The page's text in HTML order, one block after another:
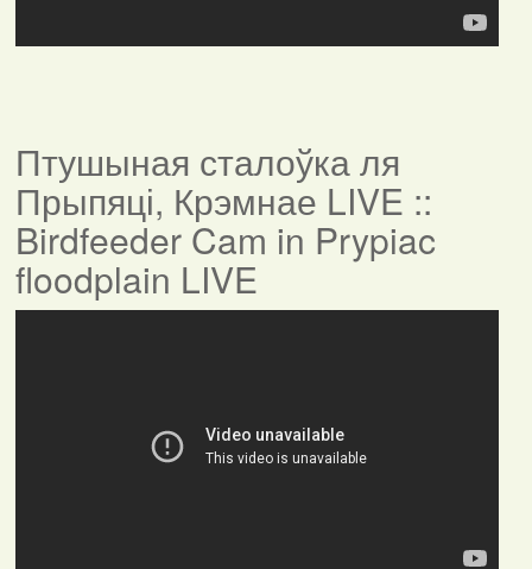
Птушыная сталоўка ля
Прыпяці, Крэмнае LIVE ::
Birdfeeder Cam in Prypiac
floodplain LIVE